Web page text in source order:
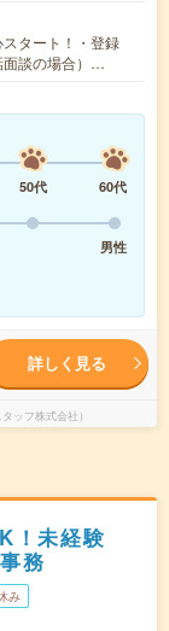
タート！・登録
面談の場合）…
50代
60代
男性
詳しく見る
ッフ株式会社）
！未経験
務
み